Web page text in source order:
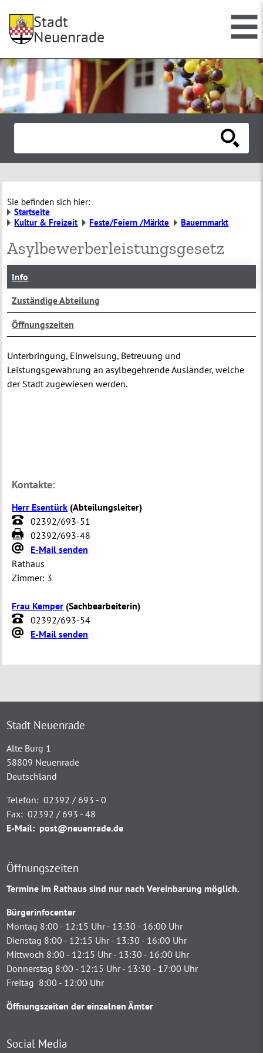
Stadt
Neuenrade
Sie befinden sich hier:
Startseite
Kultur & Freizeit
Feste/Feiern /Märkte Bauernmarkt
Asylbewerberleistungsgesetz
Info
Zuständige Abteilung
Öffnungszeiten
Unterbringung, Einweisung, Betreuung und
Leistungsgewährung an asylbegehrende Ausländer, welche
der Stadt zugewiesen werden.
Kontakte:
Herr Esentürk (Abteilungsleiter)
02392/693-51
02392/693-48
E-Mail senden
Rathaus
Zimmer: 3
Frau Kemper (Sachbearbeiterin)
02392/693-54
E-Mail senden
Stadt Neuenrade
Alte Burg 1
58809 Neuenrade
Deutschland
Telefon: 02392 / 693 - 0
Fax: 02392 / 693 - 48
E-Mail: post@neuenrade.de
Öffnungszeiten
Termine im Rathaus sind nur nach Vereinbarung möglich.
Bürgerinfocenter
Montag 8:00 - 12:15 Uhr - 13:30 - 16:00 Uhr
Dienstag 8:00 - 12:15 Uhr - 13:30 - 16:00 Uhr
Mittwoch 8:00 - 12:15 Uhr - 13:30 - 16:00 Uhr
Donnerstag 8:00 - 12:15 Uhr - 13:30 - 17:00 Uhr
Freitag 8:00 - 12:00 Uhr
Öffnungszeiten der einzelnen Ämter
Social Media